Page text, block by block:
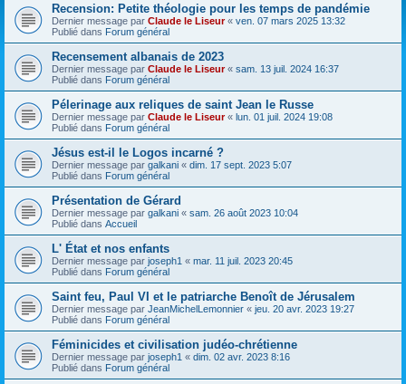
Recension: Petite théologie pour les temps de pandémie
Dernier message par Claude le Liseur« ven. 07 mars 2025 13:32
Publié dans Forum général
Recensement albanais de 2023
Dernier message par Claude le Liseur« sam. 13 juil. 2024 16:37
Publié dans Forum général
Pélerinage aux reliques de saint Jean le Russe
Dernier message par Claude le Liseur« lun. 01 juil. 2024 19:08
Publié dans Forum général
Jésus est-il le Logos incarné ?
Dernier message par galkani « dim. 17 sept. 2023 5:07
Publié dans Forum général
Présentation de Gérard
Dernier message par galkani « sam. 26 août 2023 10:04
Publié dans Accueil
L' État et nos enfants
Dernier message par joseph1 « mar. 11 juil. 2023 20:45
Publié dans Forum général
Saint feu, Paul VI et le patriarche Benoît de Jérusalem
Dernier message par JeanMichelLemonnier « jeu. 20 avr. 2023 19:27
Publié dans Forum général
Féminicides et civilisation judéo-chrétienne
Dernier message par joseph1 « dim. 02 avr. 2023 8:16
Publié dans Forum général